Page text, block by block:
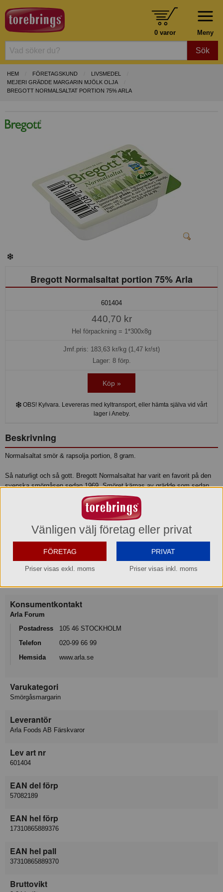
Meny
0 varor
Sök
HEM FÖRETAGSKUND
LIVSMEDEL
MEJERI GRÄDDE MARGARIN MJÖLK OLJA
BREGOTT NORMALSALTAT PORTION 75% ARLA
Bregott Normalsaltat portion 75% Arla
601404
440,70 kr
Hel förpackning = 1*300x8g
Jmf.pris: 183,63 kr/kg (1,47 kr/st)
Lager: 8 förp.
Köp »
OBS! Kylvara. Levereras med kyltransport, eller hämta själva vid vårt
lager i Aneby.
Beskrivning
Normalsaltat smör & rapsolja portion, 8 gram.
Så naturligt och så gott. Bregott Normalsaltat har varit en favorit på den
svenska smörgåsen sedan 1969. Smöret kärnas av grädde som sedan
blandas med rapsolja och en nypa salt. Grädden finns med för den goda
smakens skull och rapsoljan gör det lättare att bre på brödet. I praktiska
portionsförpackningar. Symbolen med den blågula gräddkannan garanterar
100 procent svensk grädde.
Produktinformation
Varumärke
Konsumentkontakt
Arla Forum
Postadress
105 46 STOCKHOLM
Telefon
020-99 66 99
Hemsida
www.arla.se
Varukategori
Smörgåsmargarin
Leverantör
Arla Foods AB Färskvaror
Lev art nr
601404
EAN del förp
57082189
EAN hel förp
17310865889376
EAN hel pall
37310865889370
Bruttovikt
Vänligen välj företag eller privat
FÖRETAG
Priser visas exkl. moms
PRIVAT
Priser visas inkl. moms